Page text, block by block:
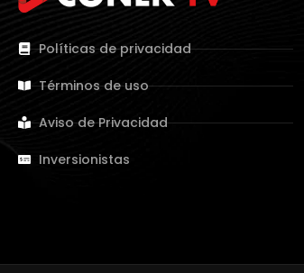
Políticas de privacidad
Términos de uso
Aviso de Privacidad
Inversionistas